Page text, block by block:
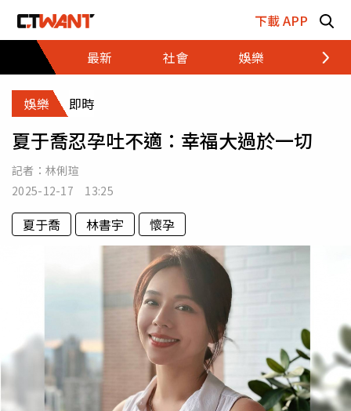
下載 APP
最新
社會 娛樂 財經
娛樂 即時
夏于喬忍孕吐不適：幸福大過於一切
記者： 林俐瑄
2025-12-17 13:25
夏于喬 林書宇 懷孕